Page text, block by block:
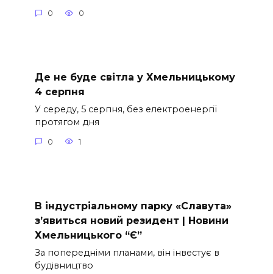
0 0
Де не буде світла у Хмельницькому
4 серпня
У середу, 5 серпня, без електроенергії
протягом дня
0 1
В індустріальному парку «Славута»
з’явиться новий резидент | Новини
Хмельницького “Є”
За попередніми планами, він інвестує в
будівництво